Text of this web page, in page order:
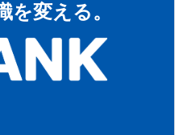
を変える。